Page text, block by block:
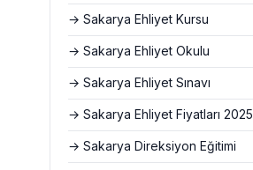
→ Sakarya Ehliyet Kursu
→ Sakarya Ehliyet Okulu
→ Sakarya Ehliyet Sınavı
→ Sakarya Ehliyet Fiyatları 2025
→ Sakarya Direksiyon Eğitimi